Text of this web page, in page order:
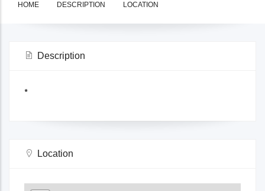
HOME DESCRIPTION LOCATION
Description
*
Location